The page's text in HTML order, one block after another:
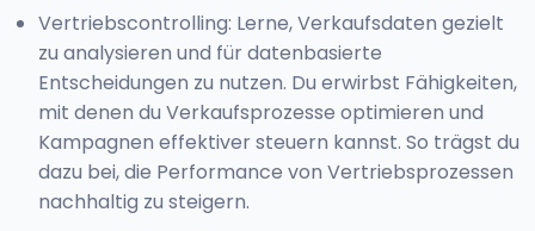
Vertriebscontrolling: Lerne, Verkaufsdaten gezielt
zu analysieren und für datenbasierte
Entscheidungen zu nutzen. Du erwirbst Fähigkeiten,
mit denen du Verkaufsprozesse optimieren und
Kampagnen effektiver steuern kannst. So trägst du
dazu bei, die Performance von Vertriebsprozessen
nachhaltig zu steigern.